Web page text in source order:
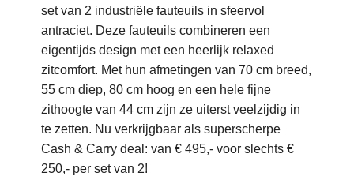
set van 2 industriële fauteuils in sfeervol
antraciet. Deze fauteuils combineren een
eigentijds design met een heerlijk relaxed
zitcomfort. Met hun afmetingen van 70 cm breed,
55 cm diep, 80 cm hoog en een hele fijne
zithoogte van 44 cm zijn ze uiterst veelzijdig in
te zetten. Nu verkrijgbaar als superscherpe
Cash & Carry deal: van € 495,- voor slechts €
250,- per set van 2!